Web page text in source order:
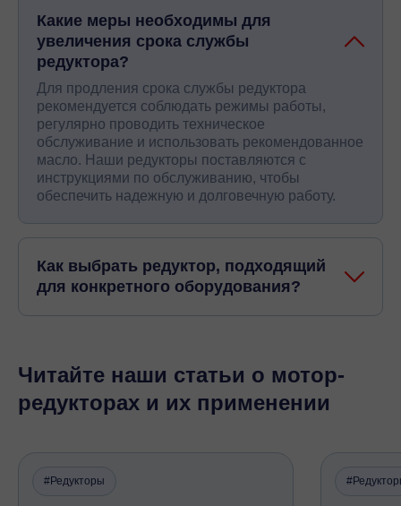
Какие меры необходимы для
увеличения срока службы
редуктора?
Для продления срока службы редуктора
рекомендуется соблюдать режимы работы,
регулярно проводить техническое
обслуживание и использовать рекомендованное
масло. Наши редукторы поставляются с
инструкциями по обслуживанию, чтобы
обеспечить надежную и долговечную работу.
Как выбрать редуктор, подходящий
для конкретного оборудования?
Читайте наши статьи о мотор-
редукторах и их применении
#Редукторы